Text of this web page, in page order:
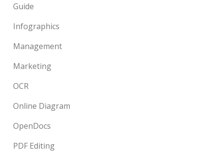
Guide
Infographics
Management
Marketing
OCR
Online Diagram
OpenDocs
PDF Editing